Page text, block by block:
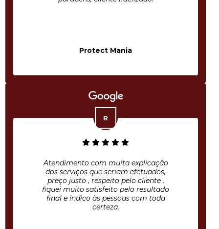
Protect Mania
Atendimento com muita explicação
dos serviços que seriam efetuados,
preço justo , respeito pelo cliente ,
fiquei muito satisfeito pelo resultado
final e indico às pessoas com toda
certeza.